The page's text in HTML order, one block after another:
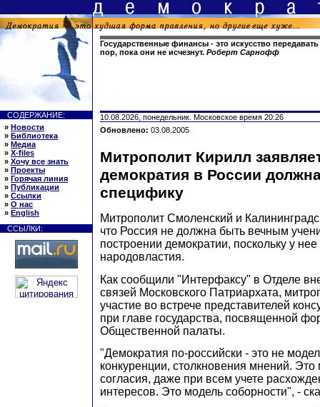
Государственные финансы - это искусство
пор, пока они не исчезнут. Роберт Сарнофф
СОДЕРЖАНИЕ:
» Новости
» Библиотека
» Медиа
» X-files
» Хочу все знать
» Проекты
» Горячая линия
» Публикации
» Ссылки
» О нас
» English
ССЫЛКИ:
10.08.2026, понедельник. Московское время 20:26
Обновлено: 03.08.2005
Митрополит Кирилл
демократия в России
специфику
Митрополит Смоленский и
что Россия не должна быть вечным
построении демократии, поскольку у
народовластия.
Как сообщили "Интерфаксу" в Отделе
связей Московского Патриархата,
участие во встрече представителей
при главе государства, посвященной
Общественной палаты.
"Демократия по-российски - это не
конкуренции, столкновения мнений. Это
согласия, даже при всем учете
интересов. Это модель соборности", -